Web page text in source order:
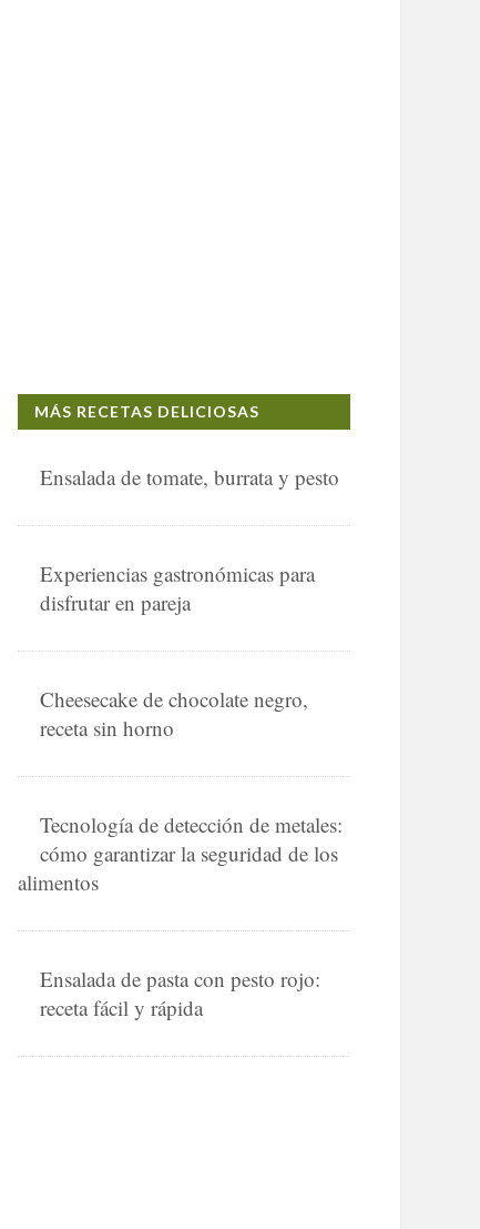
MÁS RECETAS DELICIOSAS
Ensalada de tomate, burrata y pesto
Experiencias gastronómicas para
disfrutar en pareja
Cheesecake de chocolate negro,
receta sin horno
Tecnología de detección de metales:
cómo garantizar la seguridad de los
alimentos
Ensalada de pasta con pesto rojo:
receta fácil y rápida